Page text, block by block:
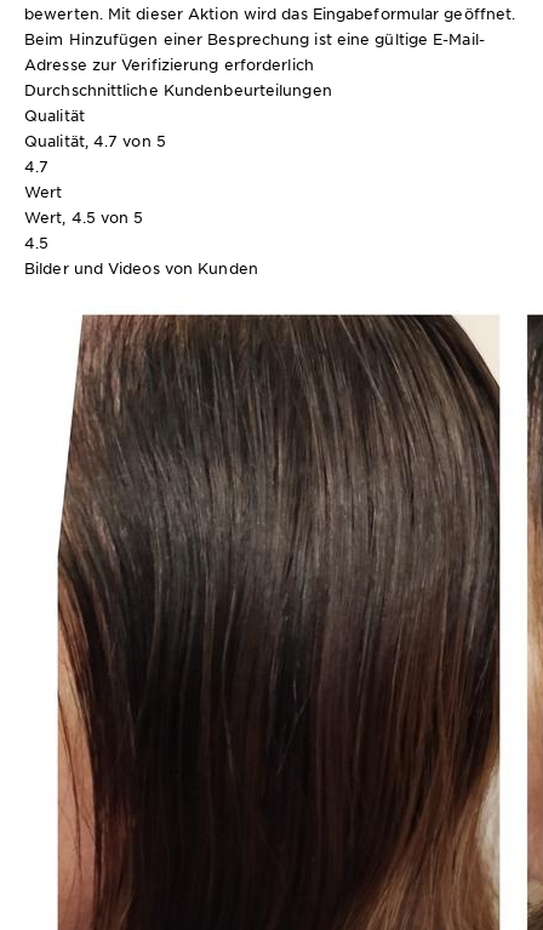
bewerten. Mit dieser Aktion wird das Eingabeformular geöffnet.
Beim Hinzufügen einer Besprechung ist eine gültige E-Mail-
Adresse zur Verifizierung erforderlich
Durchschnittliche Kundenbeurteilungen
Qualität
Qualität, 4.7 von 5
4.7
Wert
Wert, 4.5 von 5
4.5
Bilder und Videos von Kunden